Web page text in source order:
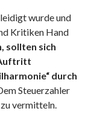
wurde und
Kritiken Hand
sollten sich
durch
Steuerzahler
vermitteln.